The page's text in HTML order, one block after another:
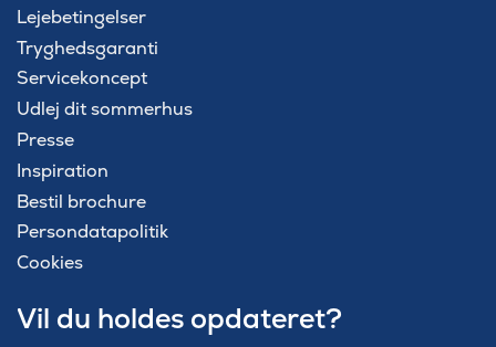
Lejebetingelser
Tryghedsgaranti
Servicekoncept
Udlej dit sommerhus
Presse
Inspiration
Bestil brochure
Persondatapolitik
Cookies
Vil du holdes opdateret?